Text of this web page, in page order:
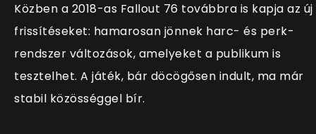
Közben a 2018-as Fallout 76 továbbra is kapja az új
frissítéseket: hamarosan jönnek harc- és perk-
rendszer változások, amelyeket a publikum is
tesztelhet. A játék, bár döcögősen indult, ma már
stabil közösséggel bír.